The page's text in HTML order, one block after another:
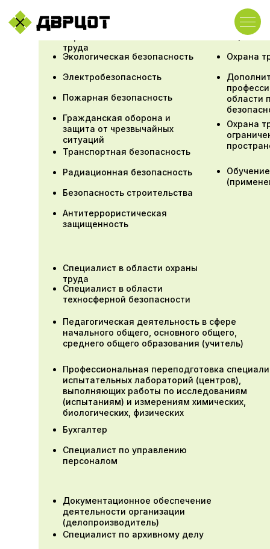
труда
Экологическая безопасность
Электробезопасность
Пожарная безопасность
Гражданская оборона и
защита от чрезвычайных
ситуаций
Транспортная безопасность
Радиационная безопасность
Безопасность строительства
Антитеррористическая
защищенность
Первая
Охрана
области
Охрана
Специалист в области охраны
труда
Специалист в области
техносферной безопасности
Педагогическая деятельность в сфере
начального общего, основного общего,
среднего общего образования (учитель)
Профессиональная переподготовка
испытательных лабораторий (центров),
выполняющих работы по исследованиям
(испытаниям) и измерениям химических,
биологических, физических
Бухгалтер
Специалист по управлению
персоналом
Документационное обеспечение
деятельности организации
(делопроизводитель)
Специалист по архивному делу